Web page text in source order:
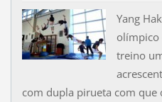
Yang
olímpico
treino
com dupla pirueta com que